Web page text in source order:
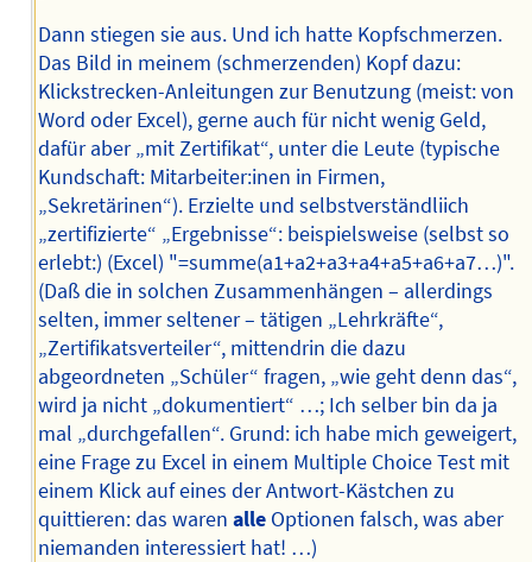
Dann stiegen sie aus. Und ich hatte Kopfschmerzen.
Das Bild in meinem (schmerzenden) Kopf dazu:
Klickstrecken-Anleitungen zur Benutzung (meist: von
Word oder Excel), gerne auch für nicht wenig Geld,
dafür aber „mit Zertifikat“, unter die Leute (typische
Kundschaft: Mitarbeiter:inen in Firmen,
„Sekretärinen“). Erzielte und selbstverständliich
„zertifizierte“ „Ergebnisse“: beispielsweise (selbst so
erlebt:) (Excel) "=summe(a1+a2+a3+a4+a5+a6+a7…)".
(Daß die in solchen Zusammenhängen – allerdings
selten, immer seltener – tätigen „Lehrkräfte“,
„Zertifikatsverteiler“, mittendrin die dazu
abgeordneten „Schüler“ fragen, „wie geht denn das“,
wird ja nicht „dokumentiert“ …; Ich selber bin da ja
mal „durchgefallen“. Grund: ich habe mich geweigert,
eine Frage zu Excel in einem Multiple Choice Test mit
einem Klick auf eines der Antwort-Kästchen zu
quittieren: das waren alleOptionen falsch, was aber
niemanden interessiert hat! …)